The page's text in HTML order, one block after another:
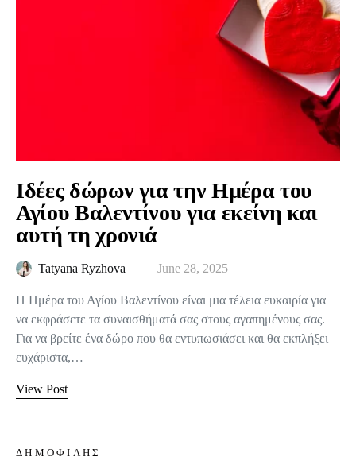
Ιδέες δώρων για την Ημέρα του
Αγίου Βαλεντίνου για εκείνη και
αυτή τη χρονιά
Tatyana Ryzhova June 28, 2025
Η Ημέρα του Αγίου Βαλεντίνου είναι μια τέλεια ευκαιρία για
να εκφράσετε τα συναισθήματά σας στους αγαπημένους σας.
Για να βρείτε ένα δώρο που θα εντυπωσιάσει και θα εκπλήξει
ευχάριστα,…
View Post
ΔΗΜΟΦΙΛΉΣ